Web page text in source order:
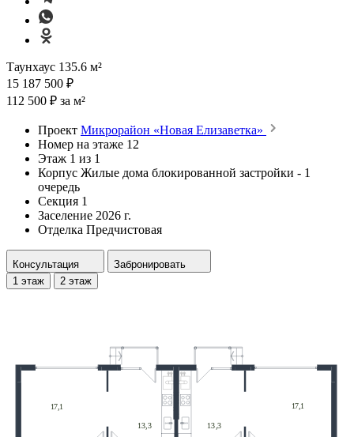
Таунхаус 135.6 м²
15 187 500 ₽
112 500 ₽ за м²
Проект Микрорайон «Новая Елизаветка»
Номер на этаже 12
Этаж 1 из 1
Корпус Жилые дома блокированной застройки - 1
очередь
Секция 1
Заселение 2026 г.
Отделка Предчистовая
Консультация
Забронировать
1 этаж
2 этаж